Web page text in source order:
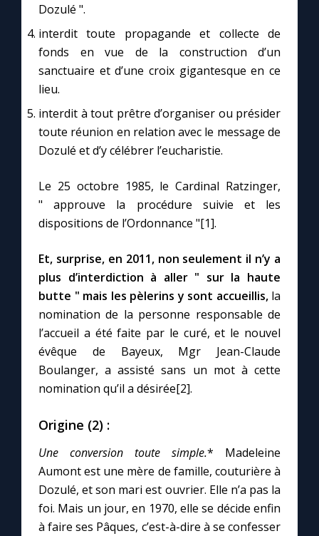
Une neuvaine
À la une
1000 Raisons de Croire
Chapelet pour le monde
Contact
Faire un don
Marie de Nazareth
Dozulé ".
interdit toute propagande et collecte de
fonds en vue de la construction d’un
sanctuaire et d’une croix gigantesque en ce
lieu.
interdit à tout prêtre d’organiser ou présider
toute réunion en relation avec le message de
Dozulé et d’y célébrer l’eucharistie.
Le 25 octobre 1985, le Cardinal Ratzinger,
" approuve la procédure suivie et les
dispositions de l’Ordonnance "[1].
Et, surprise, en 2011, non seulement il n’y a
plus d’interdiction à aller " sur la haute
butte " mais les pèlerins y sont accueillis,la
nomination de la personne responsable de
l’accueil a été faite par le curé, et le nouvel
évêque de Bayeux, Mgr Jean-Claude
Boulanger, a assisté sans un mot à cette
nomination qu’il a désirée[2].
Origine (2) :
Une conversion toute simple.* Madeleine
Aumont est une mère de famille, couturière à
Dozulé, et son mari est ouvrier. Elle n’a pas la
foi. Mais un jour, en 1970, elle se décide enfin
à faire ses Pâques, c’est-à-dire à se confesser